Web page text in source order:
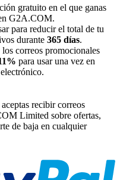
gratuito en el que ganas
G2A.COM.
para reducir el total de tu
durante 365 días.
los correos promocionales
para usar una vez en
aceptas recibir correos
Limited sobre ofertas,
de baja en cualquier